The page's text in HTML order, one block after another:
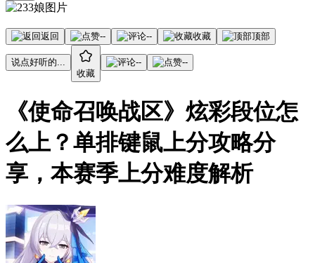
返回 -- -- 收藏 顶部
说点好听的...
收藏
-- --
《使命召唤战区》炫彩段位怎
么上？单排键鼠上分攻略分
享，本赛季上分难度解析